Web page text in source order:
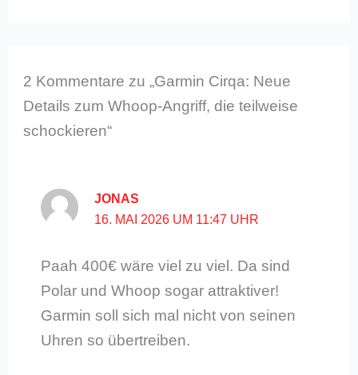
2 Kommentare zu „Garmin Cirqa: Neue
Details zum Whoop-Angriff, die teilweise
schockieren“
JONAS
16. MAI 2026 UM 11:47 UHR
Paah 400€ wäre viel zu viel. Da sind
Polar und Whoop sogar attraktiver!
Garmin soll sich mal nicht von seinen
Uhren so übertreiben.